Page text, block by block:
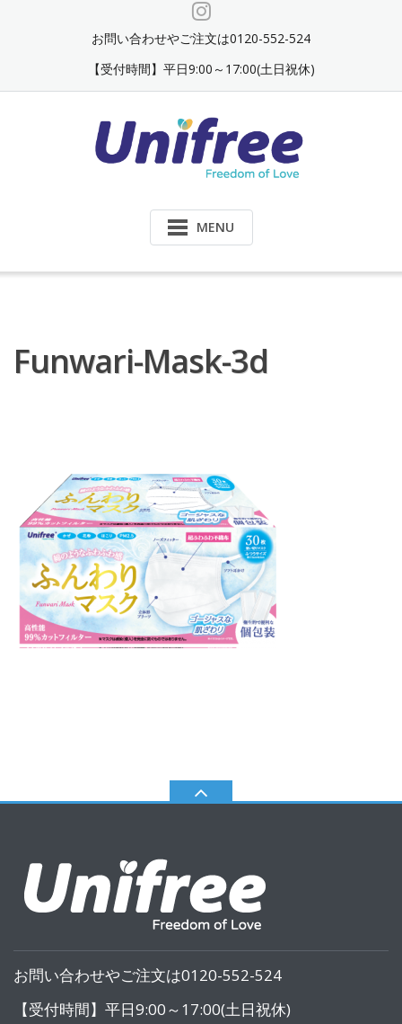
お問い合わせやご注文は0120-552-524
【受付時間】平日9:00～17:00(土日祝休)
MENU
Funwari-Mask-3d
お問い合わせやご注文は0120-552-524
【受付時間】平日9:00～17:00(土日祝休)